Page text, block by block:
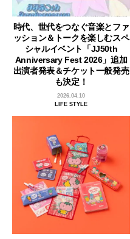
時代、世代をつなぐ音楽とファ
ッション＆トークを楽しむスペ
シャルイベント「JJ50th
Anniversary Fest 2026」追加
出演者発表＆チケット一般発売
も決定！
2026.04.10
LIFE STYLE